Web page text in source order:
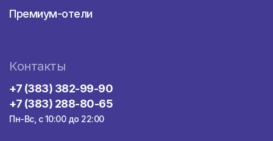
Премиум-отели
Контакты
+7 (383) 382-99-90
+7 (383) 288-80-65
Пн-Вс, с 10:00 до 22:00